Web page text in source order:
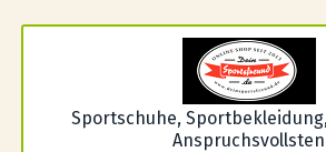
Sportschuhe,
Anspruchsvollsten